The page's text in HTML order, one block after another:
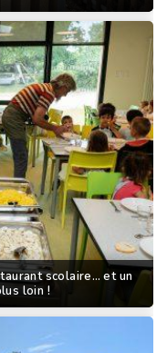
scolaire… et un
loin !